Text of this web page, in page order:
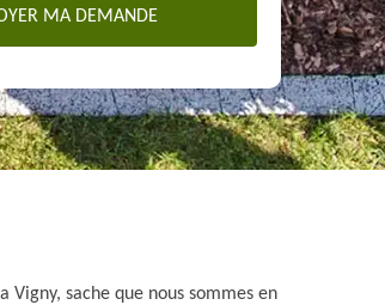
Vigny, sache que nous sommes en